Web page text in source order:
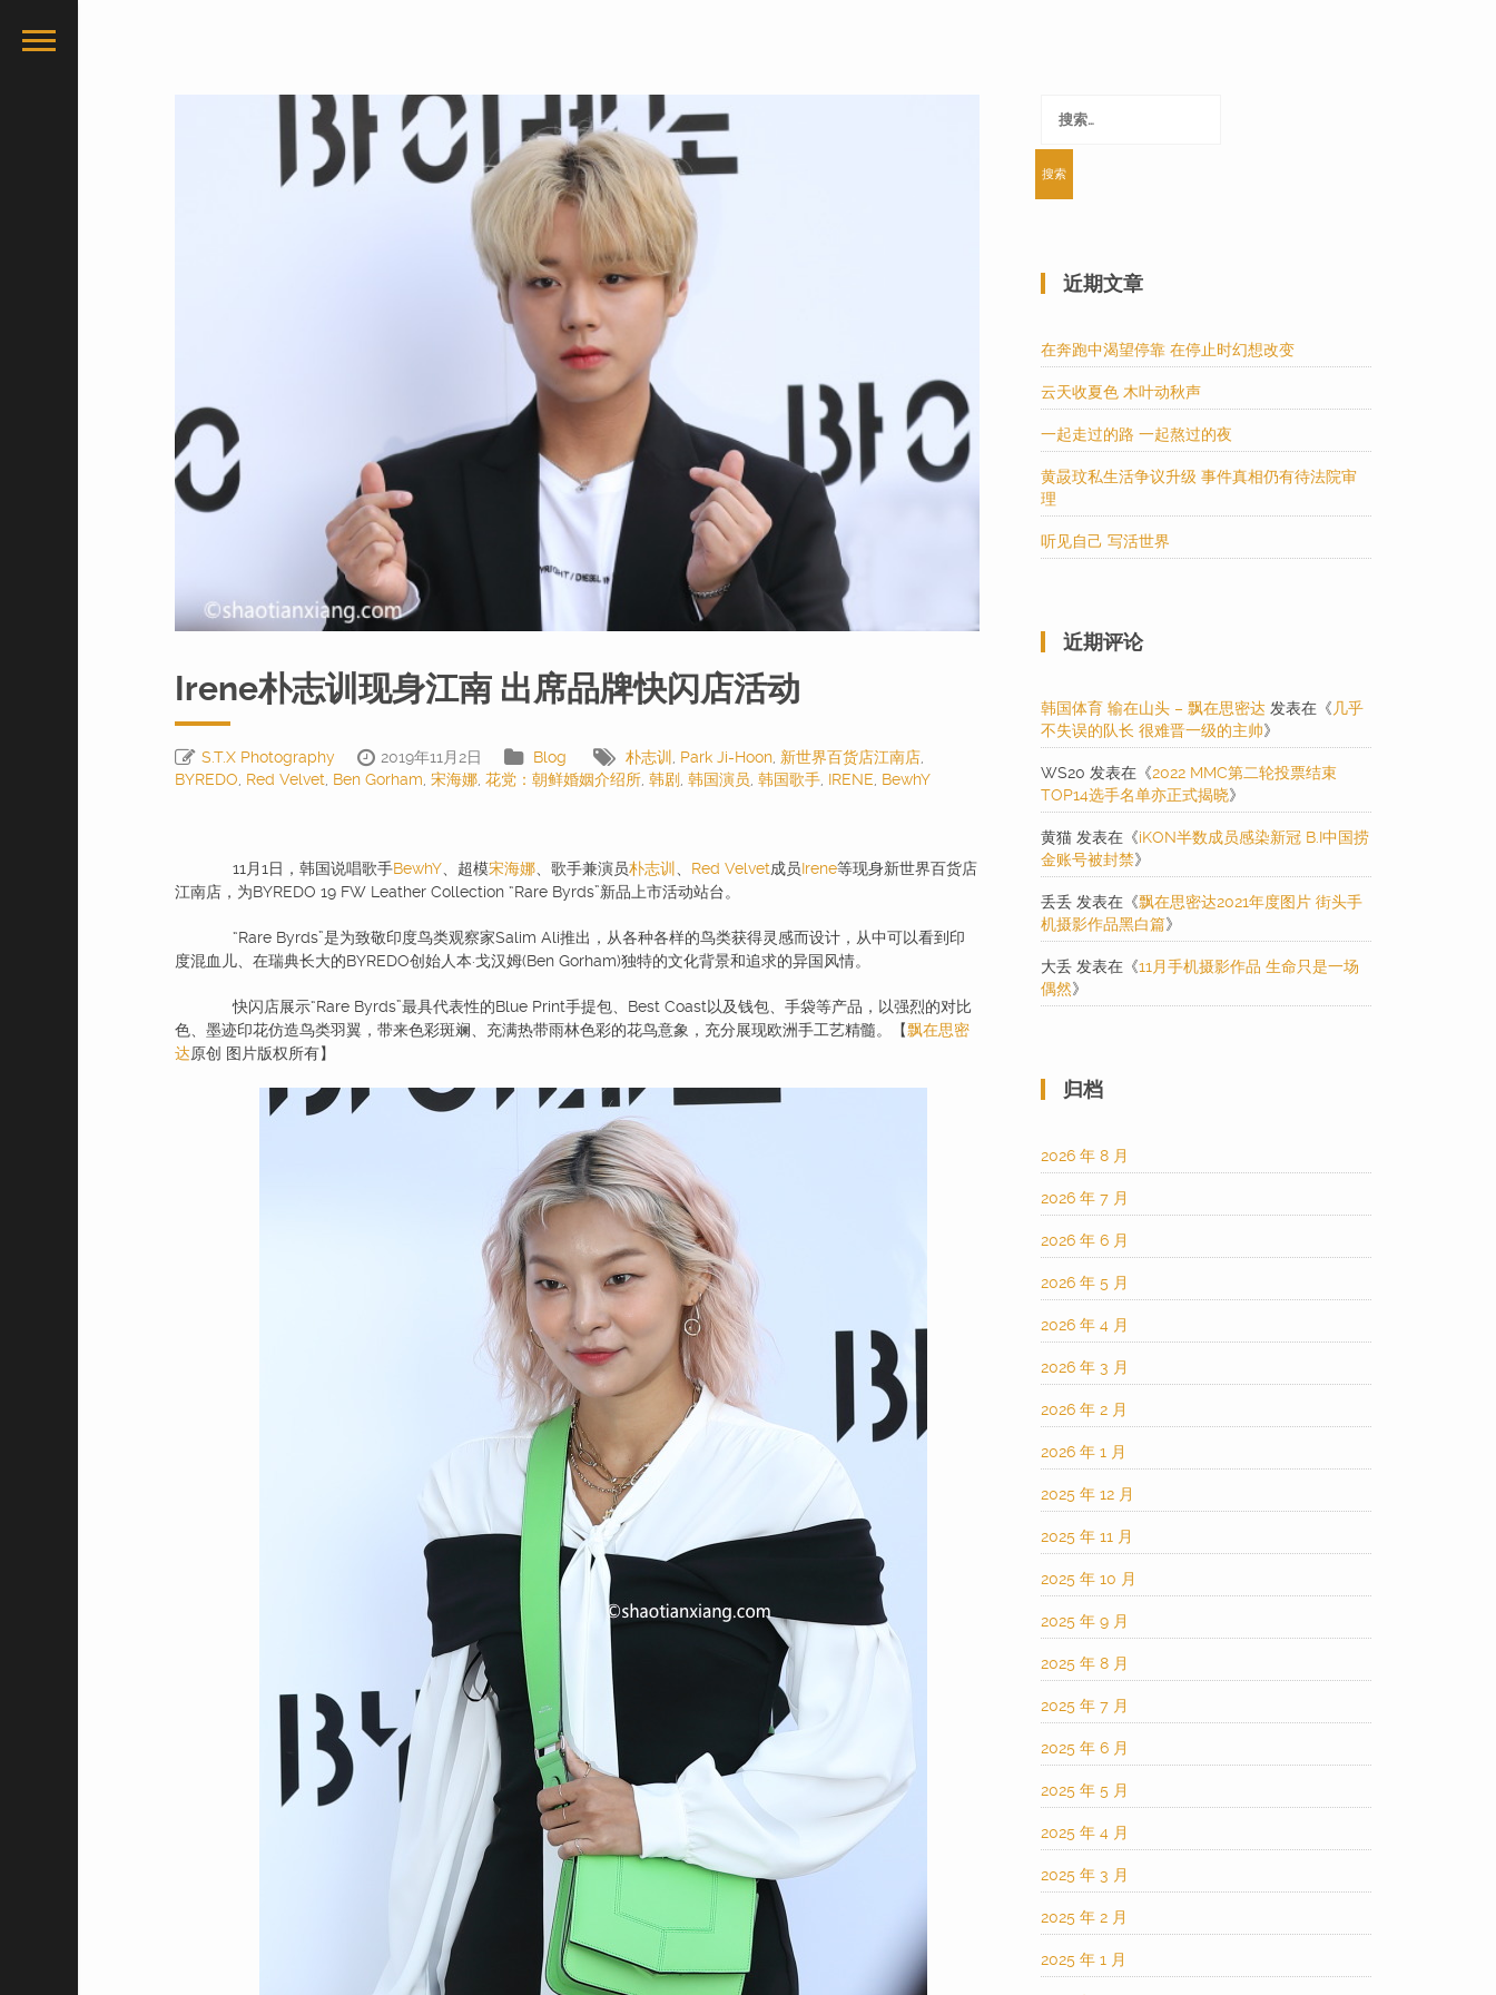
Irene朴志训现身江南 出席品牌快闪店活动
S.T.X Photography 2019年11月2日 Blog 朴志训 , Park Ji-Hoon, 新世界百货店江南店,
BYREDO, Red Velvet, Ben Gorham, 宋海娜, 花党：朝鲜婚姻介绍所, 韩剧 , 韩国演员, 韩国歌手, IRENE, BewhY
11月1日，韩国说唱歌手BewhY、超模宋海娜、歌手兼演员朴志训 、 Red Velvet成员Irene等现身新世界百货店
江南店，为BYREDO 19 FW Leather Collection “Rare Byrds”新品上市活动站台。
“Rare Byrds”是为致敬印度鸟类观察家Salim Ali推出，从各种各样的鸟类获得灵感而设计，从中可以看到印
度混血儿、在瑞典长大的BYREDO创始人本·戈汉姆(Ben Gorham)独特的文化背景和追求的异国风情。
快闪店展示“Rare Byrds”最具代表性的Blue Print手提包、Best Coast以及钱包、手袋等产品，以强烈的对比
色、墨迹印花仿造鸟类羽翼，带来色彩斑斓、充满热带雨林色彩的花鸟意象，充分展现欧洲手工艺精髓。【飘在思密
达原创 图片版权所有】
索：
近期文章
在奔跑中渴望停靠 在停止时幻想改变
云天收夏色 木叶动秋声
一起走过的路 一起熬过的夜
黄晸玟私生活争议升级 事件真相仍有待法院审
理
听见自己 写活世界
近期评论
韩国体育 输在山头 – 飘在思密达 发表在《 几乎
不失误的队长 很难晋一级的主帅》
WS20 发表在《2022 MMC第二轮投票结束
TOP14选手名单亦正式揭晓》
黄猫 发表在《iKON半数成员感染新冠 B.I中国捞
金账号被封禁》
丢丢 发表在《飘在思密达2021年度图片 街头手
机摄影作品黑白篇》
大丢 发表在《11月手机摄影作品 生命只是一场
偶然》
归档
2026 年 8 月
2026 年 7 月
2026 年 6 月
2026 年 5 月
2026 年 4 月
2026 年 3 月
2026 年 2 月
2026 年 1 月
2025 年 12 月
2025 年 11 月
2025 年 10 月
2025 年 9 月
2025 年 8 月
2025 年 7 月
2025 年 6 月
2025 年 5 月
2025 年 4 月
2025 年 3 月
2025 年 2 月
2025 年 1 月